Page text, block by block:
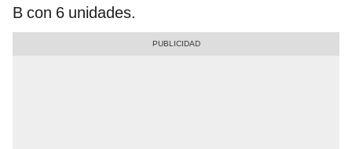
B con 6 unidades.